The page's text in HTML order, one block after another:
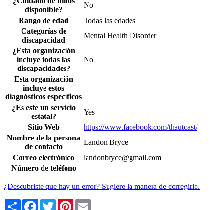
disponible?
No
Rango de edad
Todas las edades
Categorías de
discapacidad
Mental Health Disorder
¿Esta organización
incluye todas las
discapacidades?
No
Esta organización
incluye estos
diagnósticos específicos
¿Es este un servicio
estatal?
Yes
Sitio Web
https://www.facebook.com/thautcast/
Nombre de la persona
de contacto
Landon Bryce
Correo electrónico
landonbryce@gmail.com
Número de teléfono
¿Descubriste que hay un error? Sugiere la manera de corregirlo.
Share Facebook
TwitterPinterest